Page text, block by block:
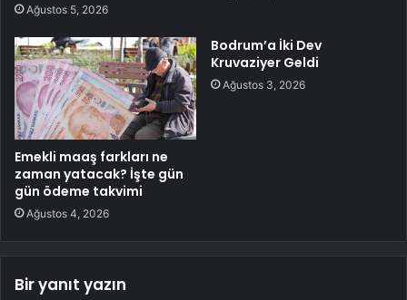
Ağustos 5, 2026
Emekli maaş farkları ne
zaman yatacak? İşte gün
gün ödeme takvimi
Ağustos 4, 2026
Bodrum’a İki Dev
Kruvaziyer Geldi
Ağustos 3, 2026
Bir yanıt yazın